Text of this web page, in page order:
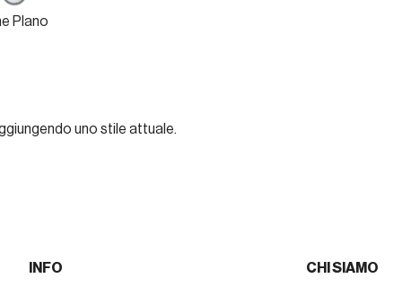
lucido
Plano
uno stile attuale.
INFO CHI SIAMO